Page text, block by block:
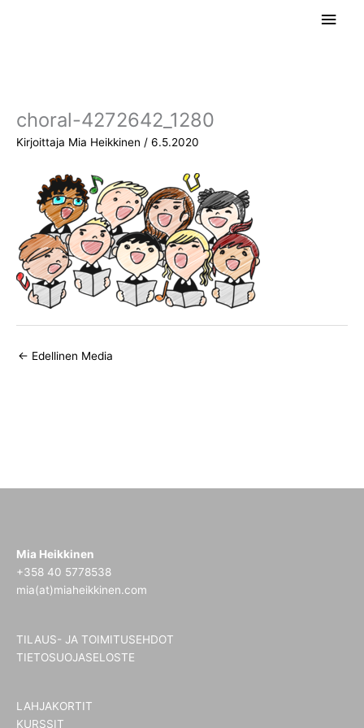
choral-4272642_1280
Kirjoittaja Mia Heikkinen / 6.5.2020
← Edellinen Media
Mia Heikkinen
+358 40 5778538
mia(at)miaheikkinen.com
TILAUS- JA TOIMITUSEHDOT
TIETOSUOJASELOSTE
LAHJAKORTIT
KURSSIT